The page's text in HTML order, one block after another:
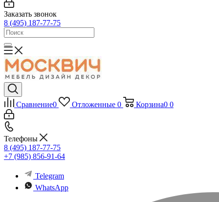
Заказать звонок
8 (495) 187-77-75
Сравнение0 Отложенные 0 Корзина0 0
Телефоны
8 (495) 187-77-75
+7 (985) 856-91-64
Telegram
WhatsApp